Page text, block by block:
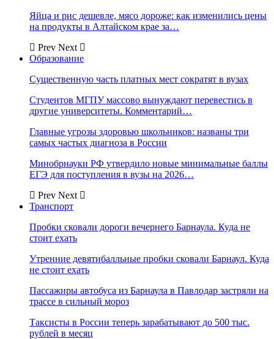
Яйца и рис дешевле, мясо дороже: как изменились цены
на продукты в Алтайском крае за…
Prev Next
Образование
Существенную часть платных мест сократят в вузах
Студентов МГПУ массово вынуждают перевестись в
другие университеты. Комментарий…
Главные угрозы здоровью школьников: названы три
самых частых диагноза в России
Минобрнауки РФ утвердило новые минимальные баллы
ЕГЭ для поступления в вузы на 2026…
Prev Next
Транспорт
Пробки сковали дороги вечернего Барнаула. Куда не
стоит ехать
Утренние девятибалльные пробки сковали Барнаул. Куда
не стоит ехать
Пассажиры автобуса из Барнаула в Павлодар застряли на
трассе в сильный мороз
Таксисты в России теперь зарабатывают до 500 тыс.
рублей в месяц